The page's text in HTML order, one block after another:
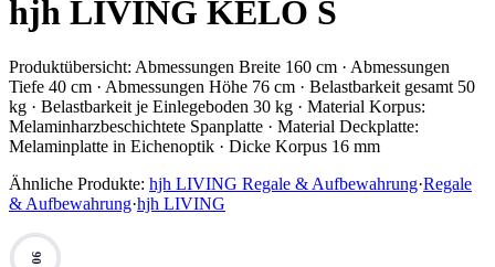
hjh LIVING KELO S
Produktübersicht: Abmessungen Breite 160 cm · Abmessungen
Tiefe 40 cm · Abmessungen Höhe 76 cm · Belastbarkeit gesamt 50
kg · Belastbarkeit je Einlegeboden 30 kg · Material Korpus:
Melaminharzbeschichtete Spanplatte · Material Deckplatte:
Melaminplatte in Eichenoptik · Dicke Korpus 16 mm
Ähnliche Produkte: hjh LIVING Regale & Aufbewahrung·Regale
& Aufbewahrung·hjh LIVING
90